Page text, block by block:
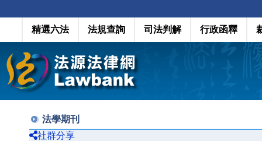
精選六法 法規查詢 司法判解 行政函釋
法學期刊
社群分享